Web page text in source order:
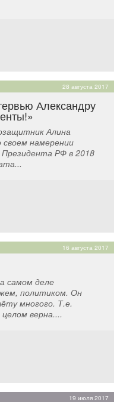
28 августа 2017
Александру
Алина
своем намерении
Президента РФ в 2018
16 августа 2017
самом деле
политиком. Он
многого. Т.е.
верна....
19 июля 2017